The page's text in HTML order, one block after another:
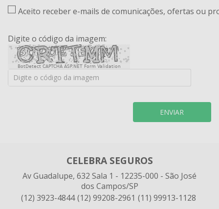
Aceito receber e-mails de comunicações, ofertas ou
Digite o código da imagem:
BotDetect CAPTCHA ASP.NET Form Validation
ENVIAR
CELEBRA SEGUROS
Av Guadalupe, 632 Sala 1 - 12235-000 - São José
dos Campos/SP
(12) 3923-4844 (12) 99208-2961 (11) 99913-1128